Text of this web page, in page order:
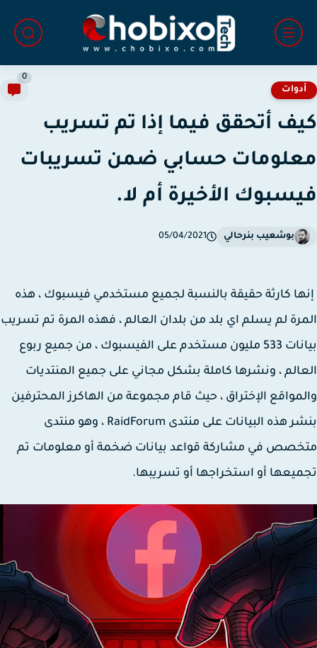
أتحقق فيما إذا تم تسريب
حسابي ضمن تسريبات
الأخيرة أم لا.
بوشعيب بنرحالي 05/04/2021
كارثة حقيقة بالنسبة لجميع مستخدمي فيسبوك ، هذه
لم يسلم اي بلد من بلدان العالم ، فهذه المرة تم تسريب
بيانات 533 مليون مستخدم على الفيسبوك ، من جميع ربوع
، ونشرها كاملة بشكل مجاني على جميع المنتديات
الإختراق ، حيث قام مجموعة من الهاكرز المحترفين
بنشر هذه البيانات على منتدى RaidForum ، وهو منتدى
في مشاركة قواعد بيانات ضخمة أو معلومات تم
أو استخراجها أو تسريبها.